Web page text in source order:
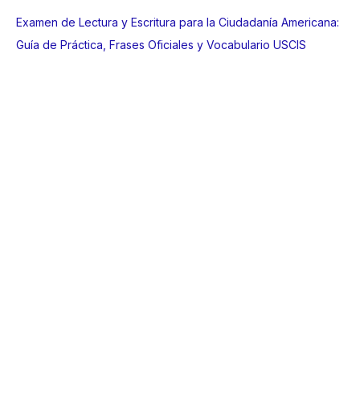
Examen de Lectura y Escritura para la Ciudadanía Americana:
Guía de Práctica, Frases Oficiales y Vocabulario USCIS